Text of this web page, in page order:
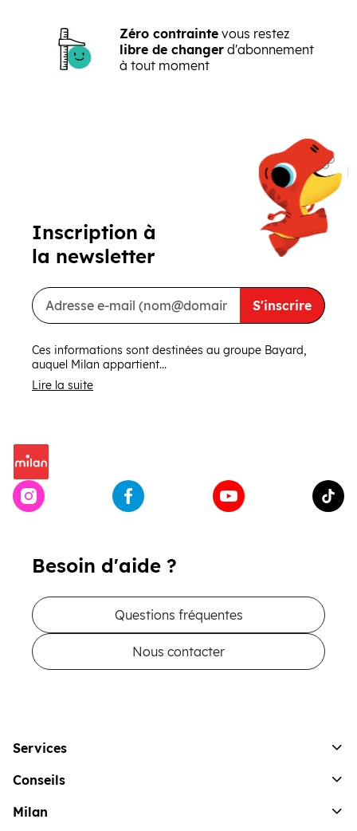
Zéro contrainte vous restez
libre de changer d'abonnement
à tout moment
Besoin d'aide ?
Questions fréquentes
Nous contacter
Inscription à
la newsletter
S'inscrire
Ces informations sont destinées au groupe Bayard,
auquel Milan appartient...
Lire la suite
Services
Conseils
Milan